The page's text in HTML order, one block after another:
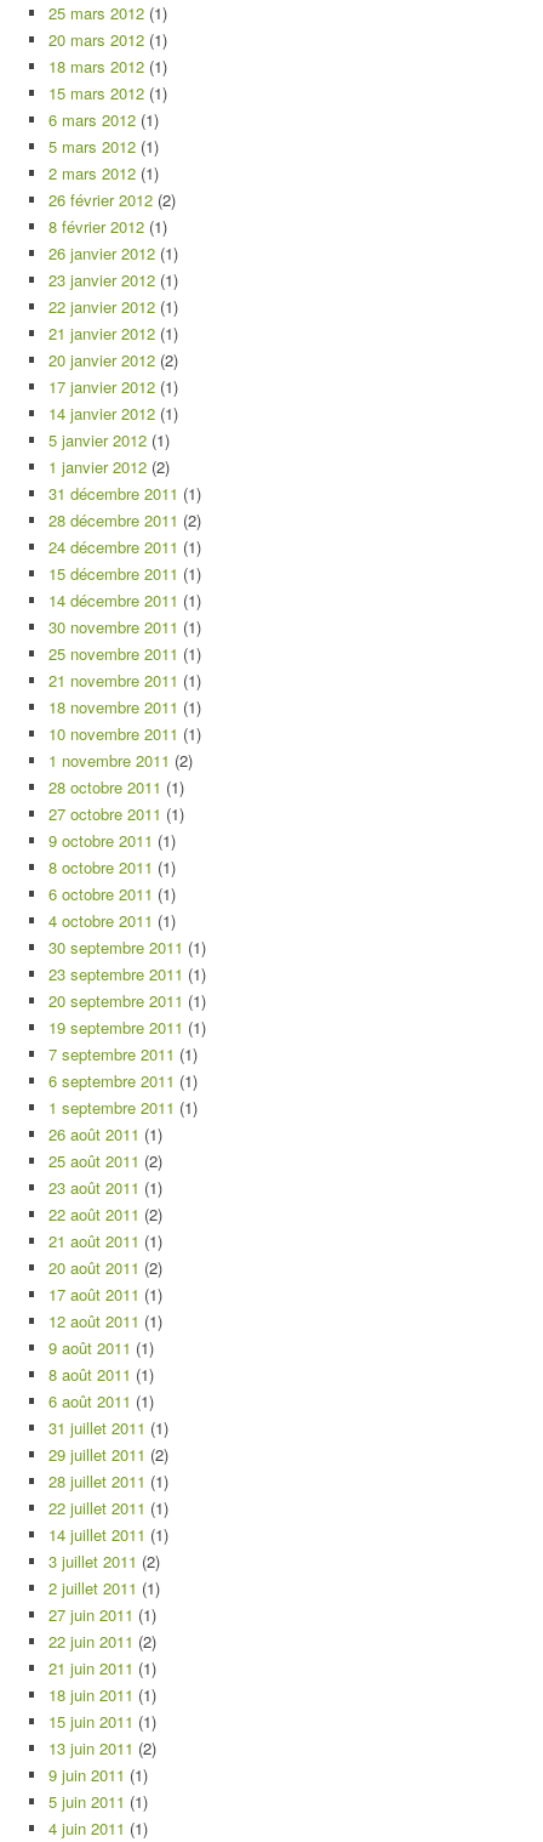
25 mars 2012 (1)
20 mars 2012 (1)
18 mars 2012 (1)
15 mars 2012 (1)
6 mars 2012 (1)
5 mars 2012 (1)
2 mars 2012 (1)
26 février 2012 (2)
8 février 2012 (1)
26 janvier 2012 (1)
23 janvier 2012 (1)
22 janvier 2012 (1)
21 janvier 2012 (1)
20 janvier 2012 (2)
17 janvier 2012 (1)
14 janvier 2012 (1)
5 janvier 2012 (1)
1 janvier 2012 (2)
31 décembre 2011 (1)
28 décembre 2011 (2)
24 décembre 2011 (1)
15 décembre 2011 (1)
14 décembre 2011 (1)
30 novembre 2011 (1)
25 novembre 2011 (1)
21 novembre 2011 (1)
18 novembre 2011 (1)
10 novembre 2011 (1)
1 novembre 2011 (2)
28 octobre 2011 (1)
27 octobre 2011 (1)
9 octobre 2011 (1)
8 octobre 2011 (1)
6 octobre 2011 (1)
4 octobre 2011 (1)
30 septembre 2011 (1)
23 septembre 2011 (1)
20 septembre 2011 (1)
19 septembre 2011 (1)
7 septembre 2011 (1)
6 septembre 2011 (1)
1 septembre 2011 (1)
26 août 2011 (1)
25 août 2011 (2)
23 août 2011 (1)
22 août 2011 (2)
21 août 2011 (1)
20 août 2011 (2)
17 août 2011 (1)
12 août 2011 (1)
9 août 2011 (1)
8 août 2011 (1)
6 août 2011 (1)
31 juillet 2011 (1)
29 juillet 2011 (2)
28 juillet 2011 (1)
22 juillet 2011 (1)
14 juillet 2011 (1)
3 juillet 2011 (2)
2 juillet 2011 (1)
27 juin 2011 (1)
22 juin 2011 (2)
21 juin 2011 (1)
18 juin 2011 (1)
15 juin 2011 (1)
13 juin 2011 (2)
9 juin 2011 (1)
5 juin 2011 (1)
4 juin 2011 (1)